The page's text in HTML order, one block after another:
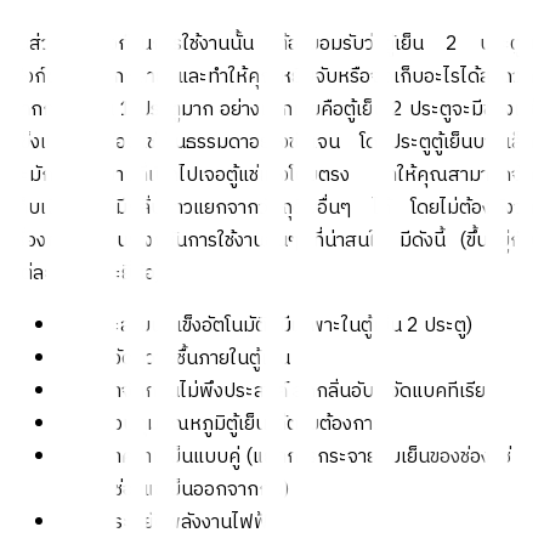
ในส่วนของฟังก์ชันการใช้งานนั้น ต้องยอมรับว่าตู้เย็น 2 ประตูมี
ฟังก์ชันที่หลากหลาย และทำให้คุณหยิบจับหรือจัดเก็บอะไรได้สะดวก
มากกว่าตู้เย็น 1 ประตูมาก อย่างแรกเลยคือตู้เย็น 2 ประตูจะมีช่องแช่
แข็งแยกจากช่องแช่เย็นธรรมดาอย่างชัดเจน โดยประตูตู้เย็นบานเล็ก
จะมักจะเป็นบานที่เปิดไปเจอตู้แช่แข็งโดยตรง ทำให้คุณสามารถจัด
เก็บเนื้อสัตว์ที่มีกลิ่นคาวแยกจากวัตถุดิบอื่นๆ ได้ โดยไม่ต้องกังวล
เรื่องกลิ่น ส่วนฟังก์ชันการใช้งานอื่นๆ ที่น่าสนใจ มีดังนี้ (ขึ้นอยู่กับ
แต่ละรุ่น แต่ละยี่ห้อ)
ระบบละลายน้ำแข็งอัตโนมัติ (มีเฉพาะในตู้เย็น 2 ประตู)
ระบบขจัดความชื้นภายในตู้เย็น
ระบบกำจัดกลิ่นไม่พึงประสงค์ ลดกลิ่นอับ ขจัดแบคทีเรีย
ระบบควบคุมอุณหภูมิตู้เย็นได้ตามต้องการ
ระบบทำความเย็นแบบคู่ (แยกการกระจายลมเย็นของช่องแช่
แข็งกับช่องแช่เย็นออกจากกัน)
ระบบประหยัดพลังงานไฟฟ้า